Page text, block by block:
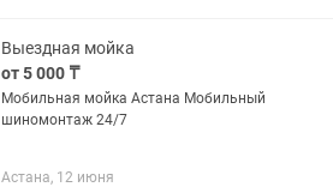
Выездная мойка
от 5 000 ₸
Мобильная мойка Астана Мобильный
шиномонтаж 24/7
Астана, 12 июня